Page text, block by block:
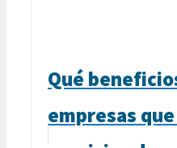
Qué
empresas